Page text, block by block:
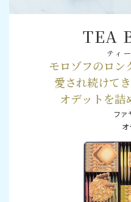
TEA
ティ
モロゾフのロン
愛され続けて
オデットを詰
ファ
オ